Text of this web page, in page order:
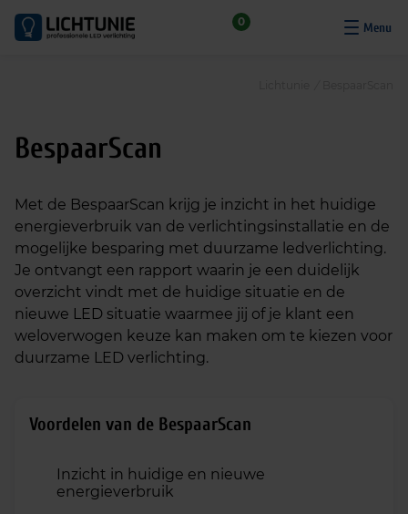
0
BespaarScan
Met de BespaarScan krijg je inzicht in het huidige
energieverbruik van de verlichtingsinstallatie en de
mogelijke besparing met duurzame ledverlichting.
Je ontvangt een rapport waarin je een duidelijk
overzicht vindt met de huidige situatie en de
nieuwe LED situatie waarmee jij of je klant een
weloverwogen keuze kan maken om te kiezen voor
duurzame LED verlichting.
Voordelen van de BespaarScan
Inzicht in huidige en nieuwe
energieverbruik